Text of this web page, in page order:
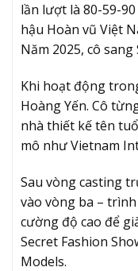
lần lượt là 80-59-
hậu Hoàn vũ Việt
Năm 2025, cô
Khi hoạt động
Hoàng Yến. Cô
nhà thiết kế tên
mô như Vietnam
Sau vòng casting
vào vòng ba –
cường độ cao để
Secret Fashion
Models.